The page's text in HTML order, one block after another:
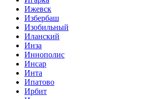
Ижевск
Избербаш
Изобильный
Иланский
Инза
Иннополис
Инсар
Инта
Ипатово
Ирбит